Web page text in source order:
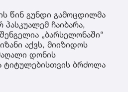
წინ გუნდი გამოცდილმა
პასკუალემ ჩაიბარა,
„ბარსელონაში“
აქვს, მიიზიდოს
დონის
ბრძოლა